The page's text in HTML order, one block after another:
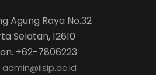
Agung Raya No.32
Selatan, 12610
+62-7806223
admin@iisip.ac.id